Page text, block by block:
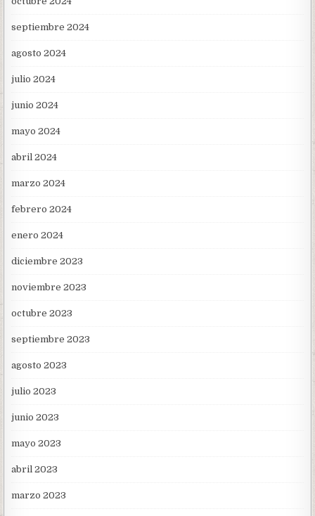
septiembre 2024
agosto 2024
julio 2024
junio 2024
mayo 2024
abril 2024
marzo 2024
febrero 2024
enero 2024
diciembre 2023
noviembre 2023
octubre 2023
septiembre 2023
agosto 2023
julio 2023
junio 2023
mayo 2023
abril 2023
marzo 2023